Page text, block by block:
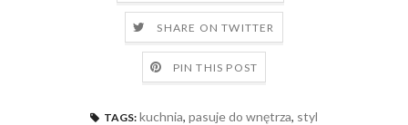
SHARE ON TWITTER
PIN THIS POST
TAGS: kuchnia, pasuje do wnętrza, styl